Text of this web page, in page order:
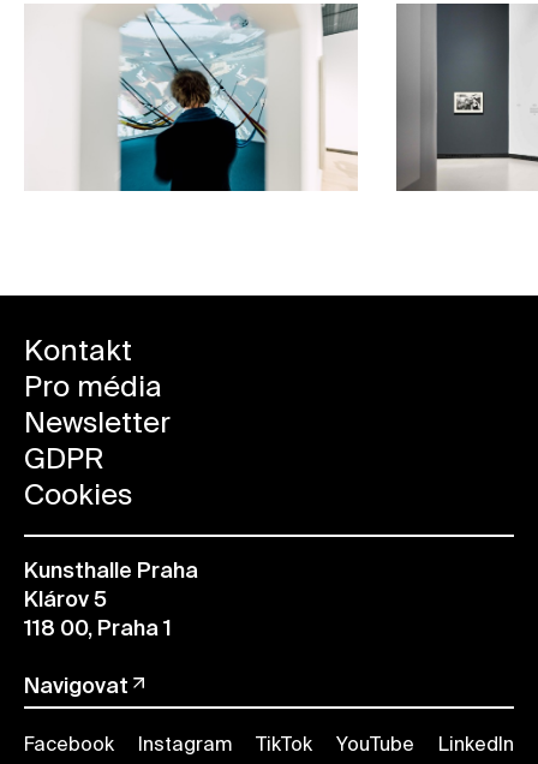
Kontakt
Pro média
Newsletter
GDPR
Cookies
Kunsthalle Praha
Klárov 5
118 00, Praha 1
Navigovat
Facebook Instagram TikTok YouTube LinkedIn